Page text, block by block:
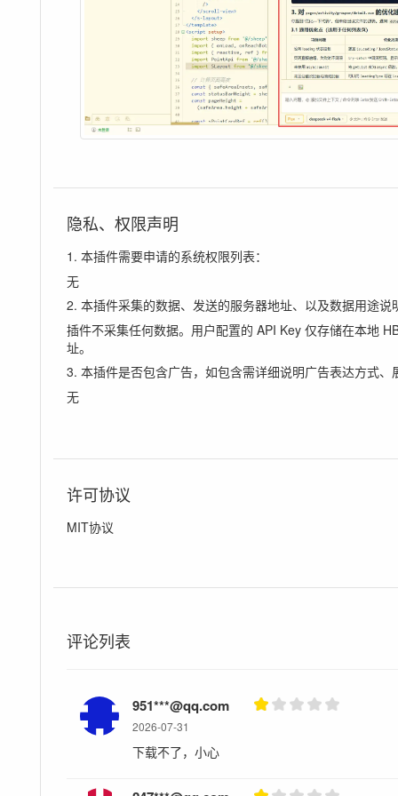
隐私、权限声明
1. 本插件需要申请的系统权限列表：
无
2. 本插件采集的数据、发送的服务器地址、以及数据用途说
插件不采集任何数据。用户配置的 API Key 仅存储在本地
址。
3. 本插件是否包含广告，如包含需详细说明广告表达方式、
无
许可协议
MIT协议
评论列表
951***@qq.com
2026-07-31
下载不了，小心